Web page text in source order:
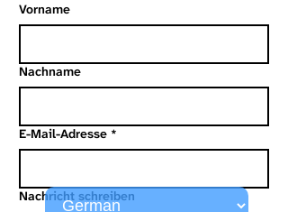
Vorname
Nachname
E-Mail-Adresse *
Nachricht schreiben